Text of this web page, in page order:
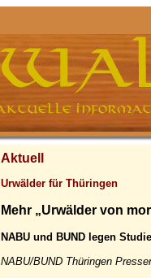
Aktuell
Urwälder für Thüringen
Mehr „Urwälder von
NABU und BUND legen
NABU/BUND Thüringen